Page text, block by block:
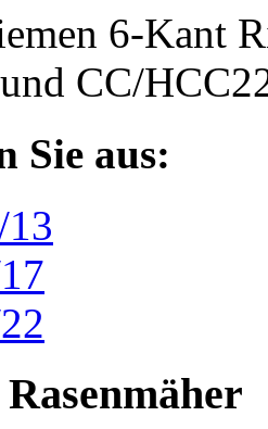
6-Kant
CC/
Sie aus: